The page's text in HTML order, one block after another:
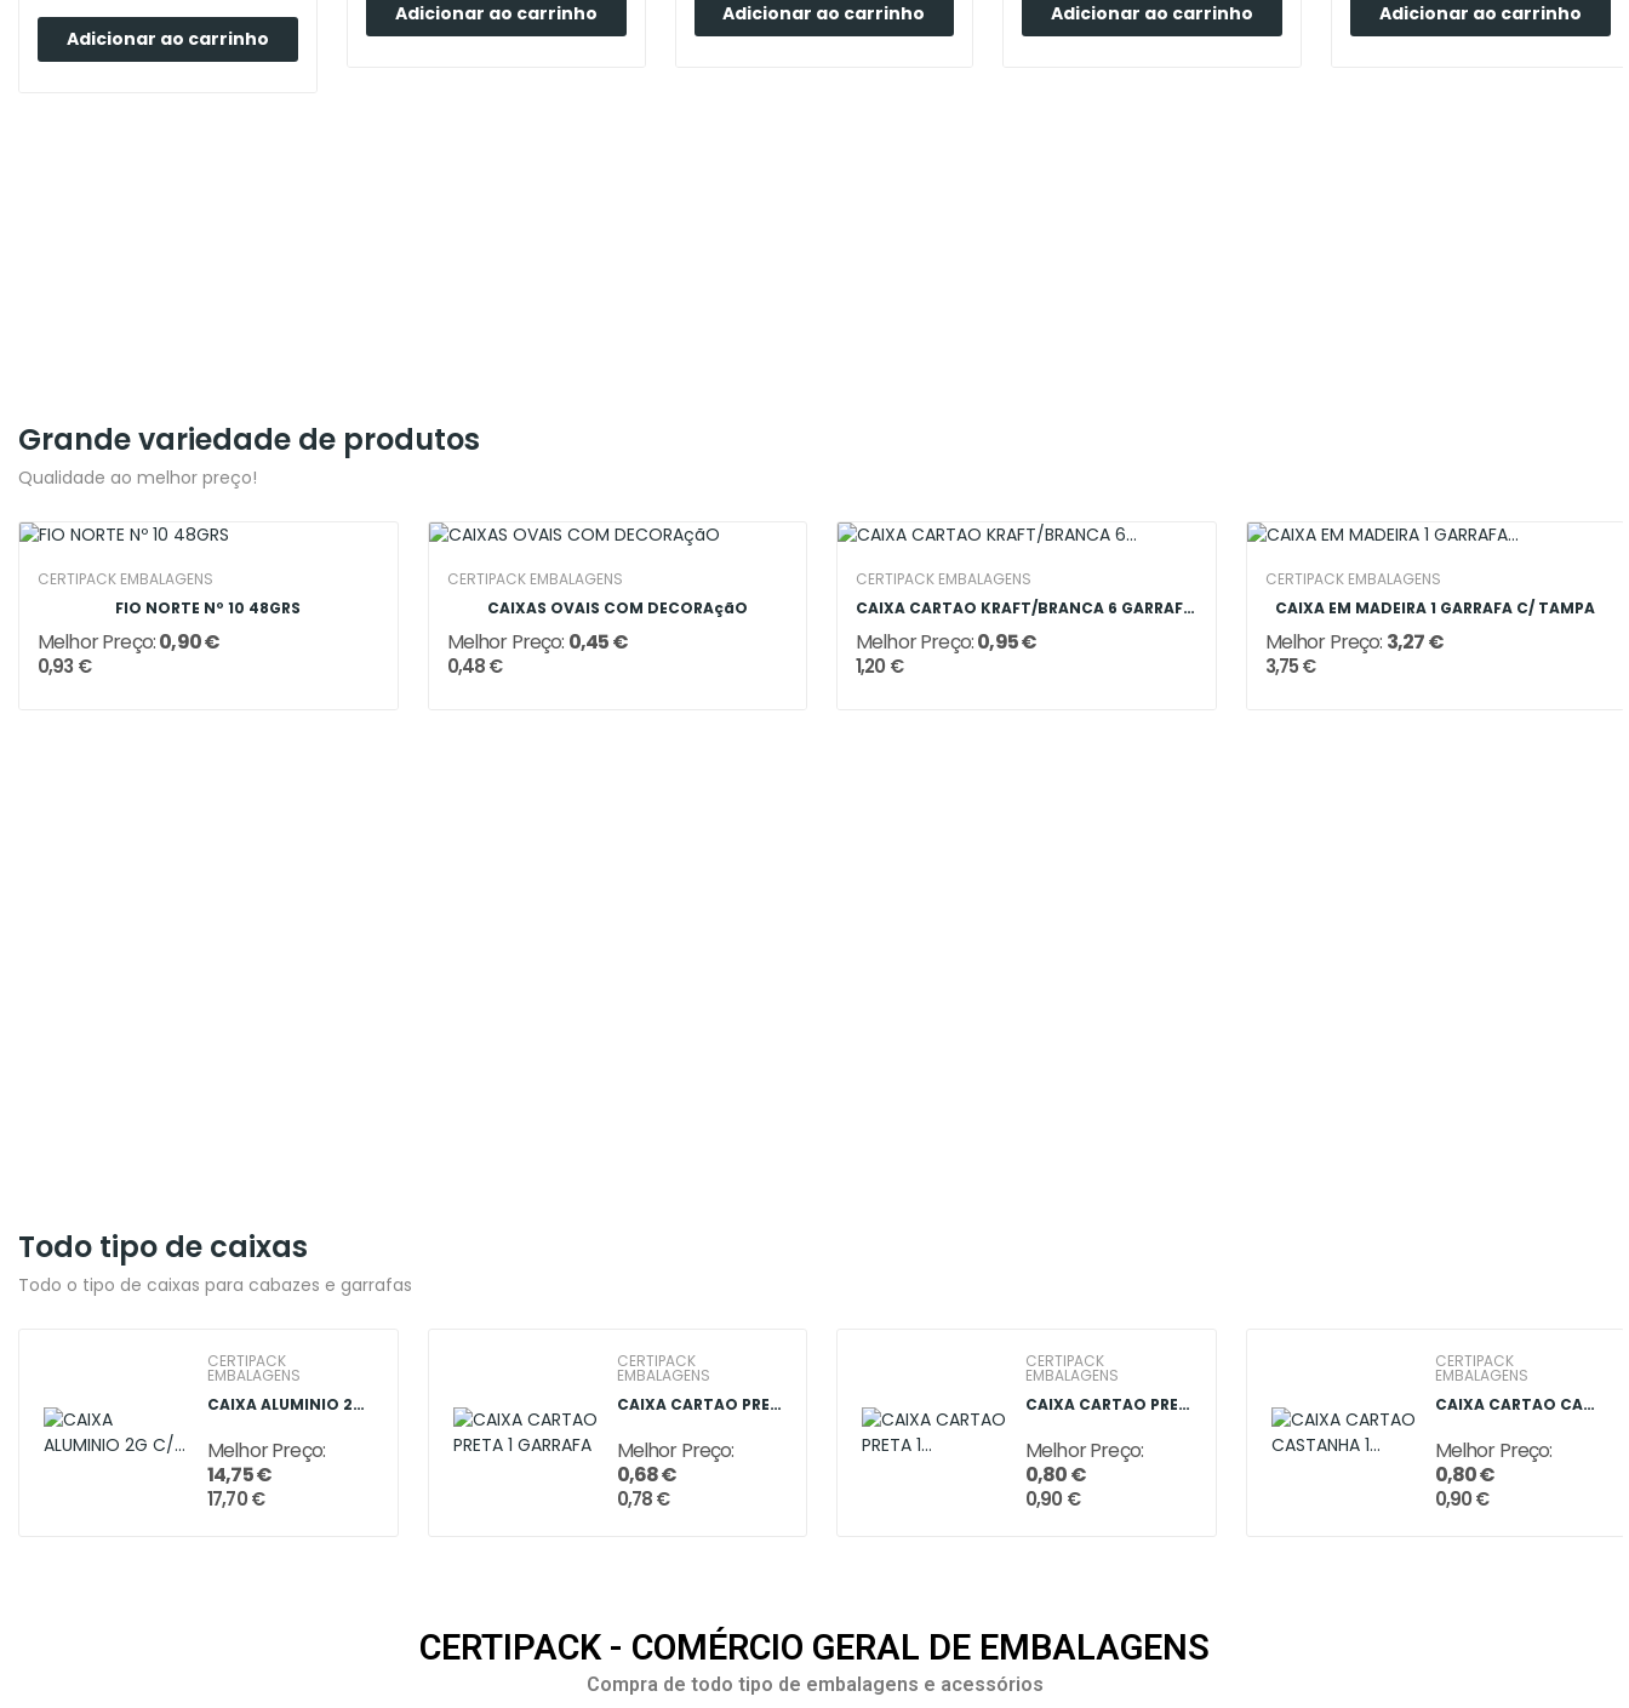
Adicionar ao carrinho
Adicionar ao carrinho Adicionar ao carrinho Adicionar ao carrinho Adicionar ao carrinho
Grande variedade de produtos
Qualidade ao melhor preço!
CERTIPACK EMBALAGENS
FIO NORTE Nº 10 48GRS
Melhor Preço:0,90 €
0,93 €
CERTIPACK EMBALAGENS
CAIXAS OVAIS COM DECORAçãO
Melhor Preço: 0,45 €
0,48 €
CERTIPACK EMBALAGENS
CAIXA CARTAO KRAFT/BRANCA 6 GARRAFAS
Melhor Preço:0,95 €
1,20 €
CERTIPACK EMBALAGENS
CAIXA EM MADEIRA 1 GARRAFA C/ TAMPA
Melhor Preço: 3,27 €
3,75 €
Todo tipo de caixas
Todo o tipo de caixas para cabazes e garrafas
CERTIPACK
EMBALAGENS
CAIXA ALUMINIO 2G C/ ACESSORIOS
Melhor Preço:
14,75 €
17,70 €
CERTIPACK
EMBALAGENS
CAIXA CARTAO PRETA 1 GARRAFA
Melhor Preço:
0,68 €
0,78 €
CERTIPACK
EMBALAGENS
CAIXA CARTAO PRETA 1 GARRAFA 137749
Melhor Preço:
0,80 €
0,90 €
CERTIPACK
EMBALAGENS
CAIXA CARTAO CASTANHA 1 GARRAFA 332359
Melhor Preço:
0,80 €
0,90 €
CERTIPACK - COMÉRCIO GERAL DE EMBALAGENS
Compra de todo tipo de embalagens e acessórios